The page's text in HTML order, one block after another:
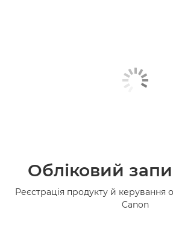
Обліковий
Реєстрація продукту й керування
Canon